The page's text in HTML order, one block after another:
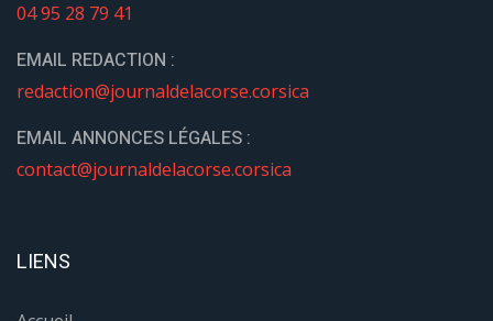
04 95 28 79 41
EMAIL REDACTION :
redaction@journaldelacorse.corsica
EMAIL ANNONCES LÉGALES :
contact@journaldelacorse.corsica
LIENS